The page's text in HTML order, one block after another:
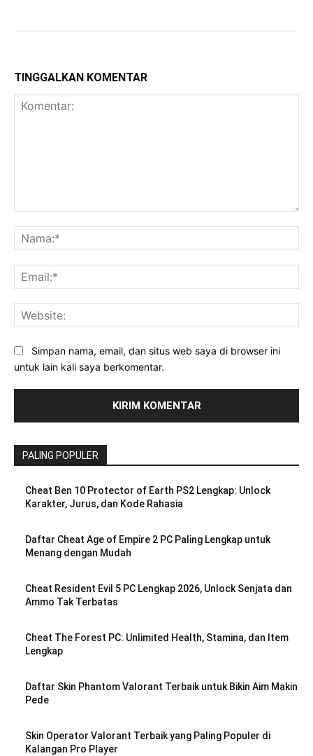
TINGGALKAN KOMENTAR
Simpan nama, email, dan situs web saya di browser ini
untuk lain kali saya berkomentar.
PALING POPULER
Cheat Ben 10 Protector of Earth PS2 Lengkap: Unlock
Karakter, Jurus, dan Kode Rahasia
Daftar Cheat Age of Empire 2 PC Paling Lengkap untuk
Menang dengan Mudah
Cheat Resident Evil 5 PC Lengkap 2026, Unlock Senjata dan
Ammo Tak Terbatas
Cheat The Forest PC: Unlimited Health, Stamina, dan Item
Lengkap
Daftar Skin Phantom Valorant Terbaik untuk Bikin Aim Makin
Pede
Skin Operator Valorant Terbaik yang Paling Populer di
Kalangan Pro Player